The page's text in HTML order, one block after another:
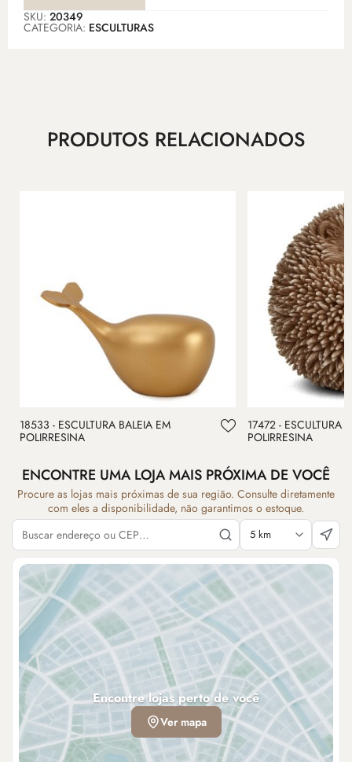
SKU: 20349
CATEGORIA: ESCULTURAS
PRODUTOS RELACIONADOS
18533 - ESCULTURA BALEIA EM
POLIRRESINA
17472 - ESCULTURA
POLIRRESINA
ENCONTRE UMA LOJA MAIS PRÓXIMA DE VOCÊ
Procure as lojas mais próximas de sua região. Consulte diretamente
com eles a disponibilidade, não garantimos o estoque.
Encontre lojas perto de você
Ver mapa